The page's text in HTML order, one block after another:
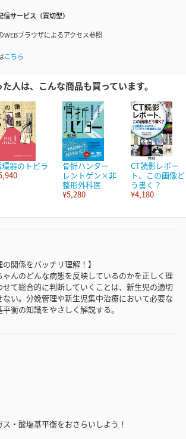
信サービス（買切型）
ブラウザによるアクセス参照
こちら
人は、こんな商品も買っています。
器のトビラ
骨折ハンター
レントゲン×非
整形外科医
¥5,280
CT読影レポー
ト、この画像ど
う書く？
¥4,180
関係をバッチリ理解！】
んのどんな病態を反映しているのかを正しく理
て総合的に判断していくことは、新生児の適切
い。分娩管理や新生児集中治療において必要な
衡の知識をやさしく解説する。
・酸塩基平衡をおさらいしよう！